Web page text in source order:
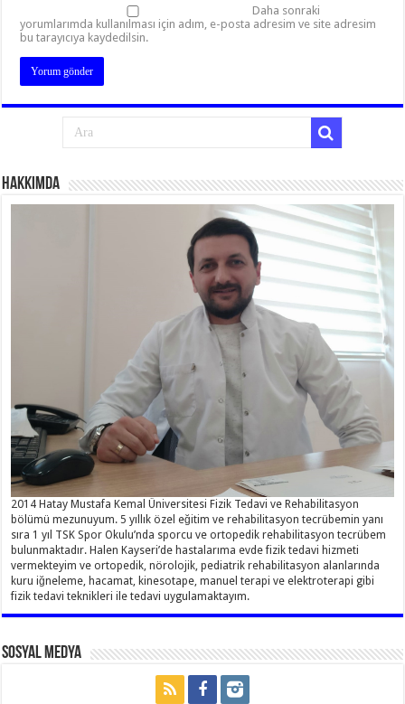
Daha sonraki
yorumlarımda kullanılması için adım, e-posta adresim ve site adresim
bu tarayıcıya kaydedilsin.
Hakkımda
2014 Hatay Mustafa Kemal Üniversitesi Fizik Tedavi ve Rehabilitasyon
bölümü mezunuyum. 5 yıllık özel eğitim ve rehabilitasyon tecrübemin yanı
sıra 1 yıl TSK Spor Okulu’nda sporcu ve ortopedik rehabilitasyon tecrübem
bulunmaktadır. Halen Kayseri’de hastalarıma evde fizik tedavi hizmeti
vermekteyim ve ortopedik, nörolojik, pediatrik rehabilitasyon alanlarında
kuru iğneleme, hacamat, kinesotape, manuel terapi ve elektroterapi gibi
fizik tedavi teknikleri ile tedavi uygulamaktayım.
Sosyal Medya